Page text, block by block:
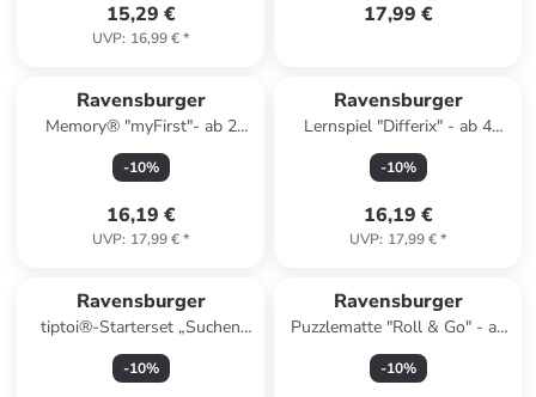
15,29 €
UVP: 16,99 €*
17,99 €
Ravensburger
Memory® "myFirst"- ab 2
Jahren
-10%
16,19 €
UVP: 17,99 €*
Ravensburger
Lernspiel "Differix" - ab 4
Jahren
-10%
16,19 €
UVP: 17,99 €*
Ravensburger
tiptoi®-Starterset „Suchen
und Entdecken - Meine Welt"
- ab 2 Jahren
-10%
Ravensburger
Puzzlematte "Roll & Go" - ab
14 Jahren
-10%